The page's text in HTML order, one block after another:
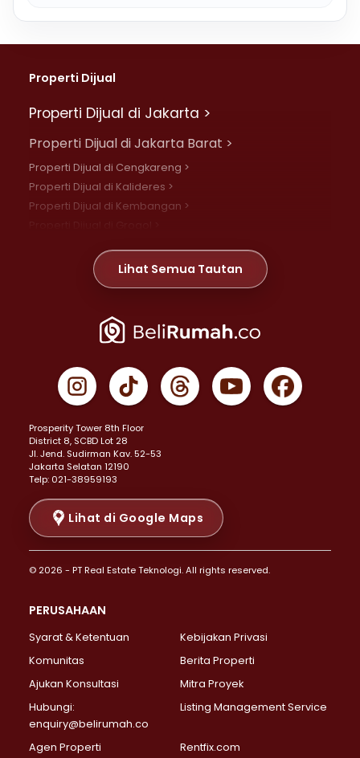
Properti Dijual
Properti Dijual di Jakarta >
Properti Dijual di Jakarta Barat >
Properti Dijual di Cengkareng >
Properti Dijual di Kalideres >
Properti Dijual di Kembangan >
Properti Dijual di Meruya >
Properti Dijual di Jelambar >
Properti Dijual di Jakarta Pusat >
Properti Dijual di Gambir >
Properti Dijual di Johar Baru >
Properti Dijual di Menteng >
Properti Dijual di Senen >
Properti Dijual di Tanah Abang >
Properti Dijual di Cikini >
Properti Dijual di Kramat >
Properti Dijual di Pasar Baru >
Properti Dijual di Bendungan Hilir >
Properti Dijual di Jakarta Selatan >
Properti Dijual di Lebak Bulus >
Properti Dijual di Gandaria Selatan >
Properti Dijual di Pondok Labu >
Properti Dijual di Lenteng Agung >
Properti Dijual di Senayan >
Properti Dijual di Pondok Pinang >
Lihat Semua Tautan
Prosperity Tower 8th Floor
District 8, SCBD Lot 28
JI. Jend. Sudirman Kav. 52-53
Jakarta Selatan 12190
Telp: 021-38959193
Lihat di Google Maps
© 2026 - PT Real Estate Teknologi. All rights reserved.
PERUSAHAAN
Syarat & Ketentuan
Kebijakan Privasi
Komunitas
Berita Properti
Ajukan Konsultasi
Mitra Proyek
Hubungi:
enquiry@belirumah.co
Listing Management Service
Agen Properti Rentfix.com